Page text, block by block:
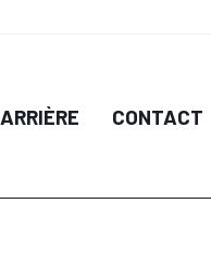
CONTACT